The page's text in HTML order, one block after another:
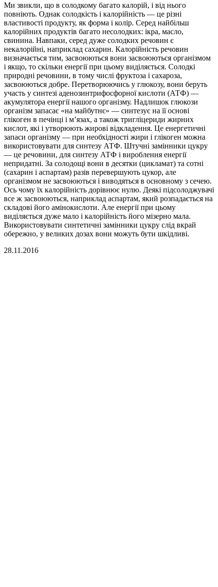
Ми звикли, що в солодкому багато калорій, і від нього
повніють. Однак солодкість і калорійність — це різні
властивості продукту, як форма і колір. Серед найбільш
калорійних продуктів багато несолодких: ікра, масло,
свинина. Навпаки, серед дуже солодких речовин є
некалорійні, наприклад сахарин. Калорійність речовин
визначається тим, засвоюються вони засвоюються організмом
і якщо, то скільки енергії при цьому виділяється. Солодкі
природні речовини, в тому числі фруктоза і сахароза,
засвоюються добре. Перетворюючись у глюкозу, вони беруть
участь у синтезі аденозинтрифосфорної кислоти (АТФ) —
акумулятора енергії нашого організму. Надлишок глюкози
організм запасає «на майбутнє» — синтезує на її основі
глікоген в печінці і м’язах, а також тригліцериди жирних
кислот, які і утворюють жирові відкладення. Це енергетичні
запаси організму — при необхідності жири і глікоген можна
використовувати для синтезу АТФ. Штучні замінники цукру
— це речовини, для синтезу АТФ і вироблення енергії
непридатні. За солодощі вони в десятки (цикламат) та сотні
(сахарин і аспартам) разів перевершують цукор, але
організмом не засвоюються і виводяться в основному з сечею.
Ось чому їх калорійність дорівнює нулю. Деякі підсолоджувачі
все ж засвоюються, наприклад аспартам, який розпадається на
складові його амінокислоти. Але енергії при цьому
виділяється дуже мало і калорійність його мізерно мала.
Використовувати синтетичні замінники цукру слід вкрай
обережно, у великих дозах вони можуть бути шкідливі.
28.11.2016